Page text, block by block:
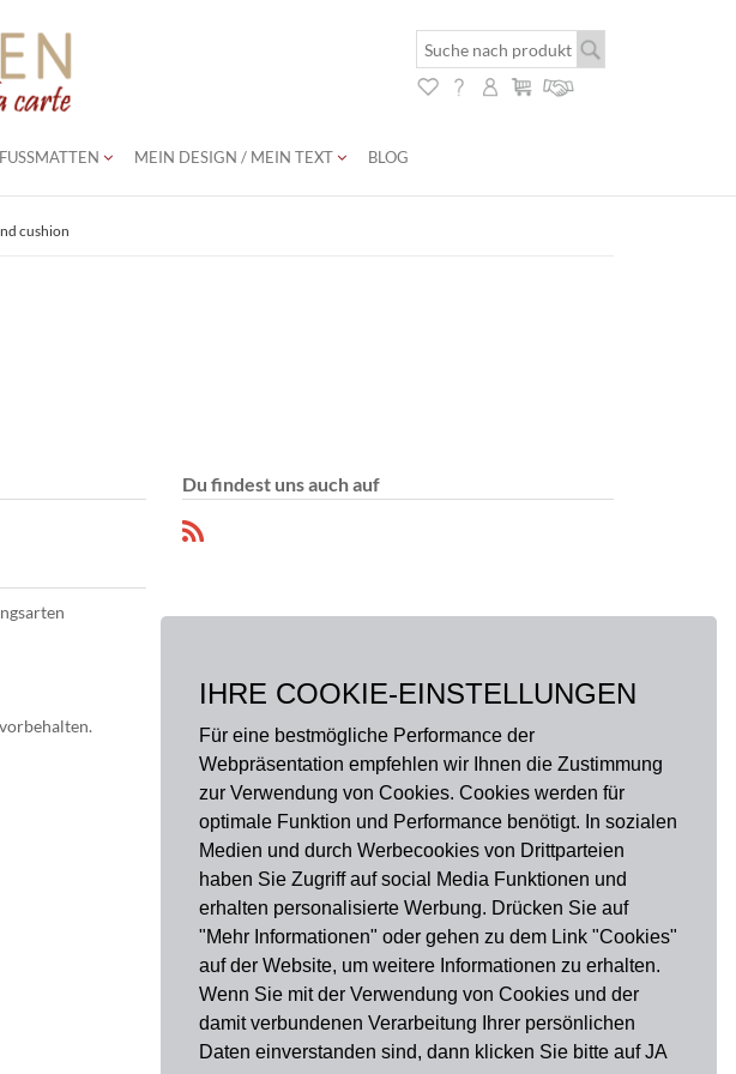
IHRE COOKIE-EINSTELLUNGEN
Für eine bestmögliche Performance der
Webpräsentation empfehlen wir Ihnen die Zustimmung
zur Verwendung von Cookies. Cookies werden für
optimale Funktion und Performance benötigt. In sozialen
Medien und durch Werbecookies von Drittparteien
haben Sie Zugriff auf social Media Funktionen und
erhalten personalisierte Werbung. Drücken Sie auf
"Mehr Informationen" oder gehen zu dem Link "Cookies"
auf der Website, um weitere Informationen zu erhalten.
Wenn Sie mit der Verwendung von Cookies und der
damit verbundenen Verarbeitung Ihrer persönlichen
Daten einverstanden sind, dann klicken Sie bitte auf JA
FUSSMATTEN MEIN DESIGN / MEIN TEXT BLOG
cushion
Du findest uns auch auf